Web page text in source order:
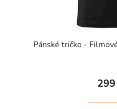
Pánské tričko -